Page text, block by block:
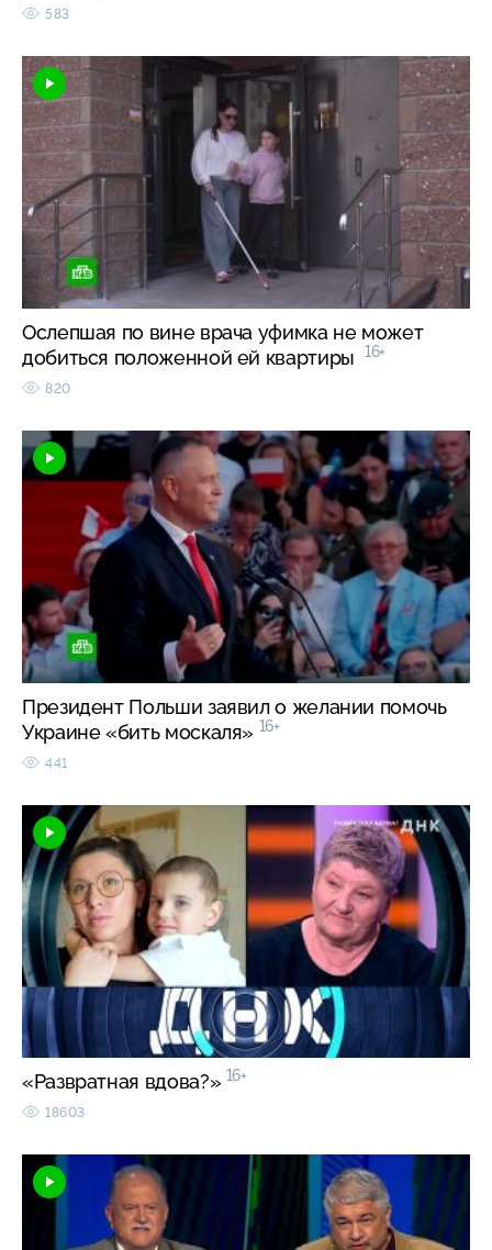
583
Ослепшая по вине врача уфимка не может
добиться положенной ей квартиры
16+
820
Президент Польши заявил о желании помочь
Украине «бить москаля» 16+
441
«Развратная вдова?» 16+
18603